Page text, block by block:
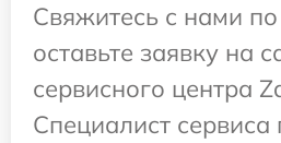
Свяжитесь с нами
оставьте заявку на
сервисного центра
Специалист сервиса